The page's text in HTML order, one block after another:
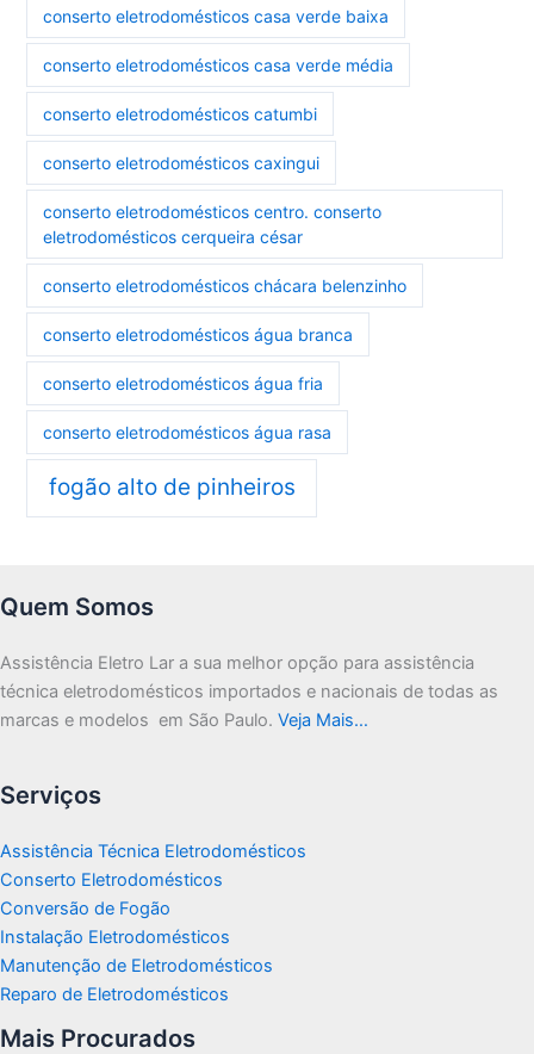
conserto eletrodomésticos casa verde baixa
conserto eletrodomésticos casa verde média
conserto eletrodomésticos catumbi
conserto eletrodomésticos caxingui
conserto eletrodomésticos centro. conserto
eletrodomésticos cerqueira césar
conserto eletrodomésticos chácara belenzinho
conserto eletrodomésticos água branca
conserto eletrodomésticos água fria
conserto eletrodomésticos água rasa
fogão alto de pinheiros
Quem Somos
Assistência Eletro Lar a sua melhor opção para assistência
técnica eletrodomésticos importados e nacionais de todas as
marcas e modelos em São Paulo. Veja Mais…
Serviços
Assistência Técnica Eletrodomésticos
Conserto Eletrodomésticos
Conversão de Fogão
Instalação Eletrodomésticos
Manutenção de Eletrodomésticos
Reparo de Eletrodomésticos
Mais Procurados